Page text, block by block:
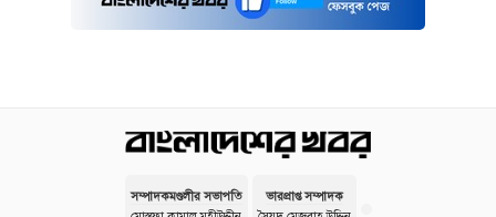
সম্পাদকমণ্ডলীর সভাপতি
ভারপ্রাপ্ত সম্পাদক